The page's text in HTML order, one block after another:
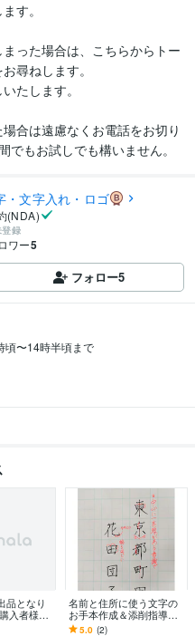
す。
った場合は、こちらからトー
尋ねします。
たします。
合は遠慮なくお電話をお切り
でもお試しでも構いません。
・文字入れ・ロゴ
(NDA)
登録
ワー5
フォロー5
頃〜14時半頃まで
品となり
入者様の
す
名前と住所に使う文字の
お手本作成＆添削指導し
ます よく書く字をキレイ
5.0 (2)